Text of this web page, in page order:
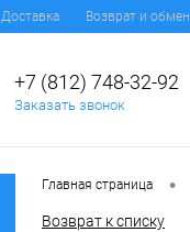
Доставка Возврат и обмен
+7 (812) 748-32-92
Заказать звонок
Главная страница •
Возврат к списку